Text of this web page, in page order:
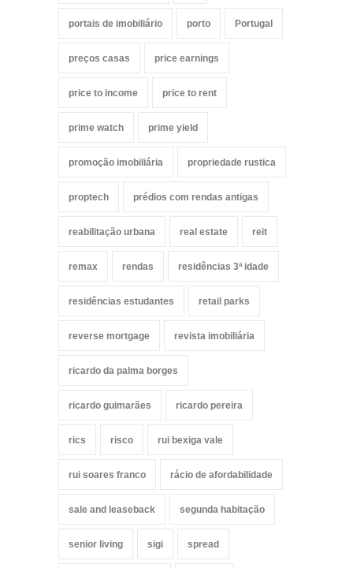
portais de imobiliário porto Portugal
preços casas price earnings
price to income price to rent
prime watch prime yield
promoção imobiliária propriedade rustica
proptech prédios com rendas antigas
reabilitação urbana real estate reit
remax rendas residências 3ª idade
residências estudantes retail parks
reverse mortgage revista imobiliária
ricardo da palma borges
ricardo guimarães ricardo pereira
rics risco rui bexiga vale
rui soares franco rácio de afordabilidade
sale and leaseback segunda habitação
senior living sigi spread